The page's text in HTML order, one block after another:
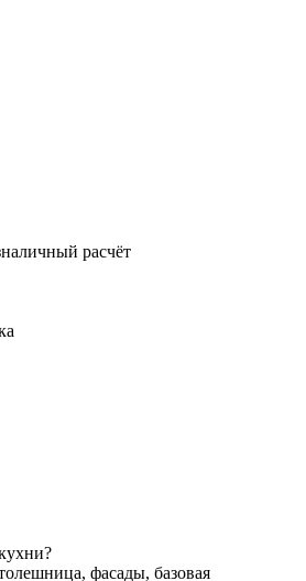
расчёт
фасады, базовая